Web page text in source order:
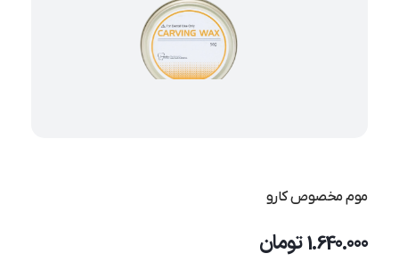
موم مخصوص کارو
1.640.000تومان